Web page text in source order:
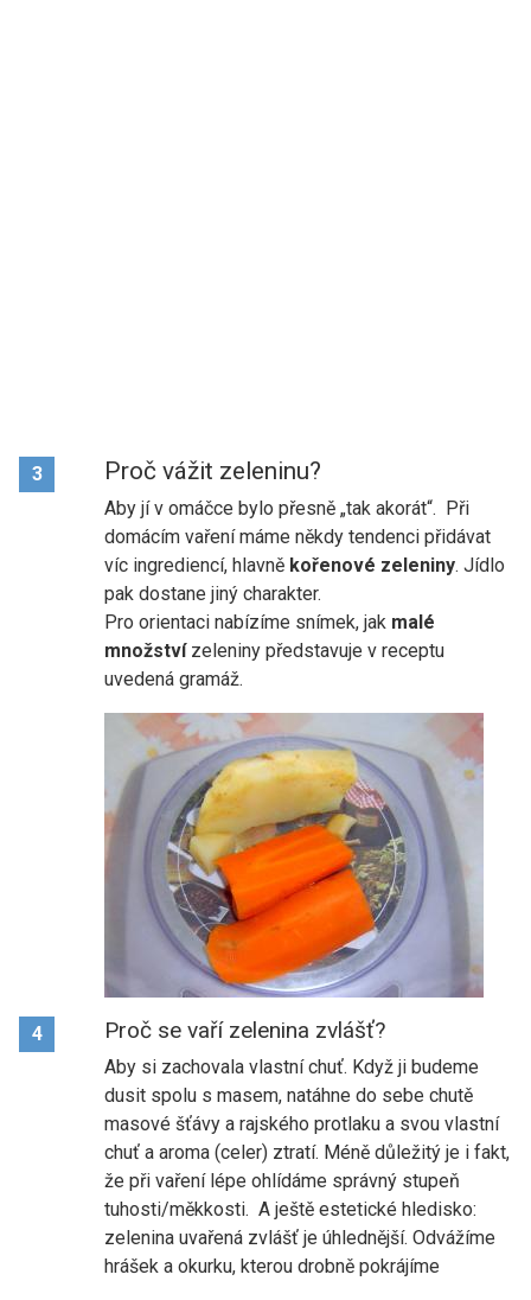
3 Proč vážit zeleninu?
Aby jí v omáčce bylo přesně „tak akorát“. Při
domácím vaření máme někdy tendenci přidávat
víc ingrediencí, hlavně kořenové zeleniny. Jídlo
pak dostane jiný charakter.
Pro orientaci nabízíme snímek, jak malé
množstvízeleniny představuje v receptu
uvedená gramáž.
4 Proč se vaří zelenina zvlášť?
Aby si zachovala vlastní chuť. Když ji budeme
dusit spolu s masem, natáhne do sebe chutě
masové šťávy a rajského protlaku a svou vlastní
chuť a aroma (celer) ztratí. Méně důležitý je i fakt,
že při vaření lépe ohlídáme správný stupeň
tuhosti/měkkosti. A ještě estetické hledisko:
zelenina uvařená zvlášť je úhlednější. Odvážíme
hrášek a okurku, kterou drobně pokrájíme